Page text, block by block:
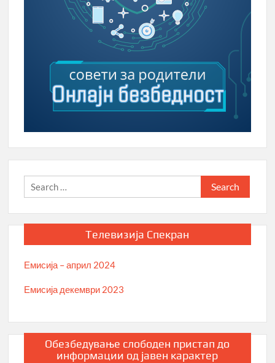
Search
for:
Телевизија Спекран
Емисија – април 2024
Емисија декември 2023
Обезбедување слободен пристап до
информации од јавен карактер